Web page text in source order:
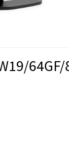
64GF/